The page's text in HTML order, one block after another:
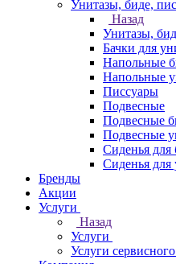
Унитазы, биде,
Назад
Унитазы,
Бачки для
Напольные
Напольные
Писсуары
Подвесные
Подвесные
Подвесные
Сиденья для
Сиденья для
Бренды
Акции
Услуги
Назад
Услуги
Услуги